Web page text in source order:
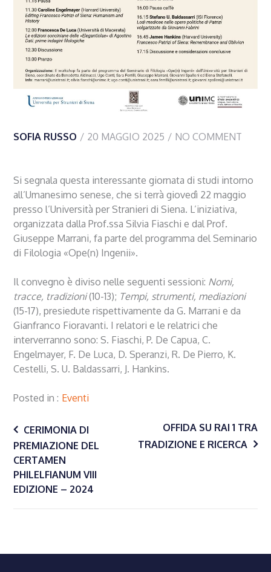
SOFIA RUSSO 20 MAGGIO 2025 NO COMMENT
Si segnala questa interessante giornata di studi intorno
all’Umanesimo senese, che si terrà giovedì 22 maggio
presso l’Università per Stranieri di Siena. L’iniziativa,
organizzata dalla Prof.ssa Silvia Fiaschi e dal Prof.
Giuseppe Marrani, fa parte del programma del Seminario
di Filologia «Ope(n) Ingenii».
Il convegno è diviso nelle seguenti sessioni: Nomi,
tracce, tradizioni(10-13); Tempi, strumenti, mediazioni
(15-17), presiedute rispettivamente da G. Marrani e da
Gianfranco Fioravanti. I relatori e le relatrici che
interverranno sono: S. Fiaschi, P. De Capua, C.
Engelmayer, F. De Luca, D. Speranzi, R. De Pierro, K.
Cestelli, S. U. Baldassarri, J. Hankins.
Posted in Eventi
Navigazione
articoli
CERIMONIA DI
PREMIAZIONE DEL
CERTAMEN
PHILELFIANUM VIII
EDIZIONE – 2024
OFFIDA SU RAI 1 TRA
TRADIZIONE E RICERCA